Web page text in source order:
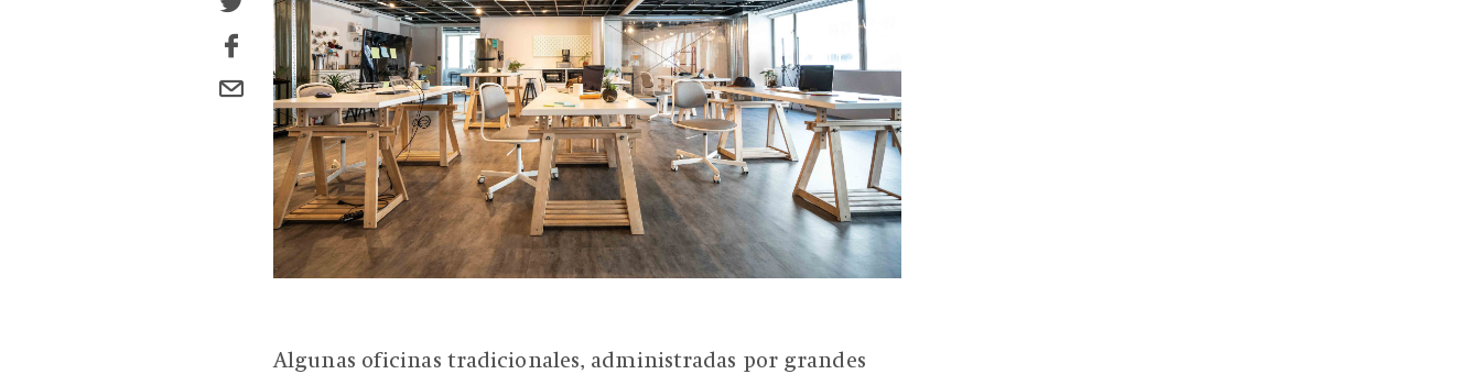
Algunas oficinas tradicionales, administradas por grandes